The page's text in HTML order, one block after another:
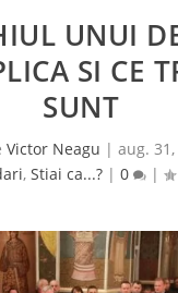
UNUI
SI CE
SUNT
Victor Neagu | aug.
, Stiai ca...? | 0 |